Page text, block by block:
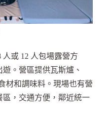
人或 12 人包場露營方
。營區提供瓦斯爐、
材和調味料。現場也有營
區，交通方便，鄰近統一